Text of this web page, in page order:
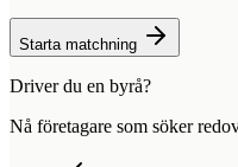
Starta matchning
Driver du en byrå?
Nå företagare som söker